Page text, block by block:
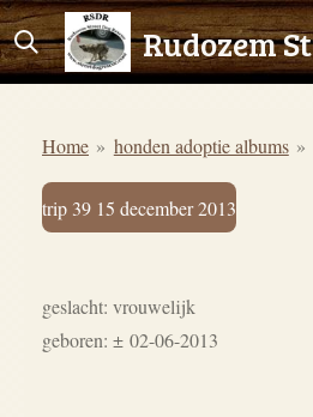
Ga
direct
hoofdinhoud
Home » honden adoptie albums »
trip 39 15 december 2013
geslacht: vrouwelijk
geboren: ± 02-06-2013